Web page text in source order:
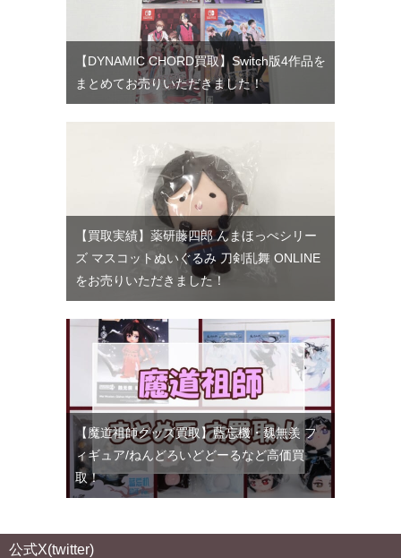
【DYNAMIC CHORD買取】Switch版4作品を
まとめてお売りいただきました！
【買取実績】薬研藤四郎 んまほっぺシリー
ズ マスコットぬいぐるみ 刀剣乱舞 ONLINE
をお売りいただきました！
【魔道祖師グッズ買取】藍忘機・魏無羨 フ
ィギュア/ねんどろいどどーるなど高価買
取！
公式X(twitter)